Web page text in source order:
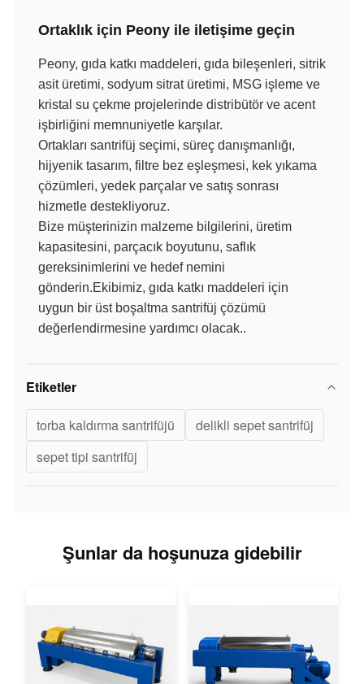
Ortaklık için Peony ile iletişime geçin
Peony, gıda katkı maddeleri, gıda bileşenleri, sitrik
asit üretimi, sodyum sitrat üretimi, MSG işleme ve
kristal su çekme projelerinde distribütör ve acent
işbirliğini memnuniyetle karşılar.
Ortakları santrifüj seçimi, süreç danışmanlığı,
hijyenik tasarım, filtre bez eşleşmesi, kek yıkama
çözümleri, yedek parçalar ve satış sonrası
hizmetle destekliyoruz.
Bize müşterinizin malzeme bilgilerini, üretim
kapasitesini, parçacık boyutunu, saflık
gereksinimlerini ve hedef nemini
gönderin.Ekibimiz, gıda katkı maddeleri için
uygun bir üst boşaltma santrifüj çözümü
değerlendirmesine yardımcı olacak..
Etiketler
torba kaldırma santrifüjü
delikli sepet santrifüj
sepet tipi santrifüj
Şunlar da hoşunuza gidebilir